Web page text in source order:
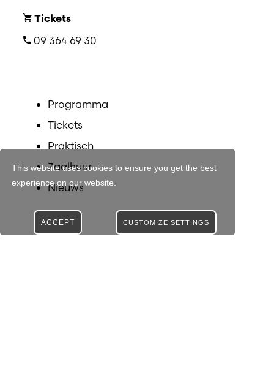
This website uses cookies to ensure you get the best
experience on our website.
CUSTOMIZE SETTINGS
ACCEPT
Tickets
09 364 69 30
Programma
Tickets
Praktisch
Zaalhuur
Nieuws